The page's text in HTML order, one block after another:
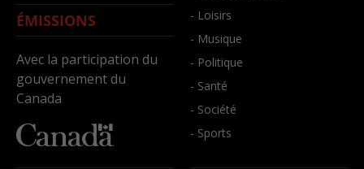
ÉMISSIONS
Avec la participation du
gouvernement du
Canada
- Loisirs
- Musique
- Politique
- Santé
- Société
- Sports